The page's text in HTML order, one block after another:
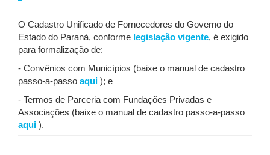
O Cadastro Unificado de Fornecedores do Governo do
Estado do Paraná, conforme legislação vigente, é exigido
para formalização de:
- Convênios com Municípios (baixe o manual de cadastro
passo-a-passo aqui ); e
- Termos de Parceria com Fundações Privadas e
Associações (baixe o manual de cadastro passo-a-passo
aqui ).